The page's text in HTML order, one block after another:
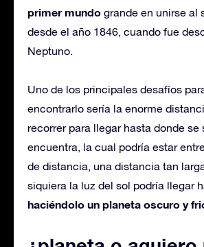
primer mundo grande en unirse al
desde el año 1846, cuando fue
Neptuno.
Uno de los principales desafíos
encontrarlo sería la enorme
recorrer para llegar hasta donde se
encuentra, la cual podría estar
de distancia, una distancia tan
siquiera la luz del sol podría llegar
haciéndolo un planeta oscuro y